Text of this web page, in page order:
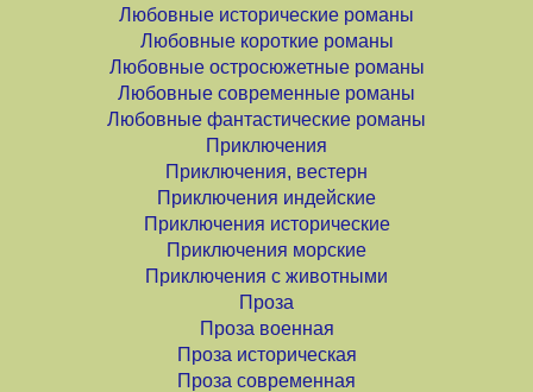
Любовные исторические романы
Любовные короткие романы
Любовные остросюжетные романы
Любовные современные романы
Любовные фантастические романы
Приключения
Приключения, вестерн
Приключения индейские
Приключения исторические
Приключения морские
Приключения с животными
Проза
Проза военная
Проза историческая
Проза современная